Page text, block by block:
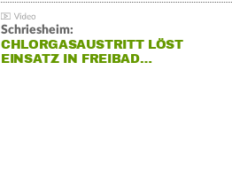
Schriesheim:
CHLORGASAUSTRITT LÖST
EINSATZ IN FREIBAD…